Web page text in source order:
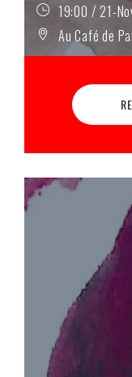
19:00 / 21-
Au Café de